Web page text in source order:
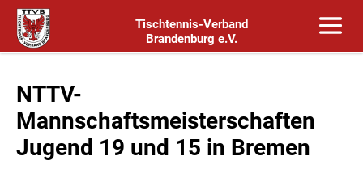
Tischtennis-Verband
Brandenburg e.V.
NTTV-
Mannschaftsmeisterschaften
Jugend 19 und 15 in Bremen